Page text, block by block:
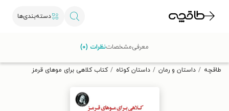
دسته‌بندی‌ها
تخفیف از طاقچه دریافت کن.
طاقچه داستان و رمان داستان کوتاه کتاب کلاهی برای موهای قرمز
معرفیمشخصاتنظرات (۰)